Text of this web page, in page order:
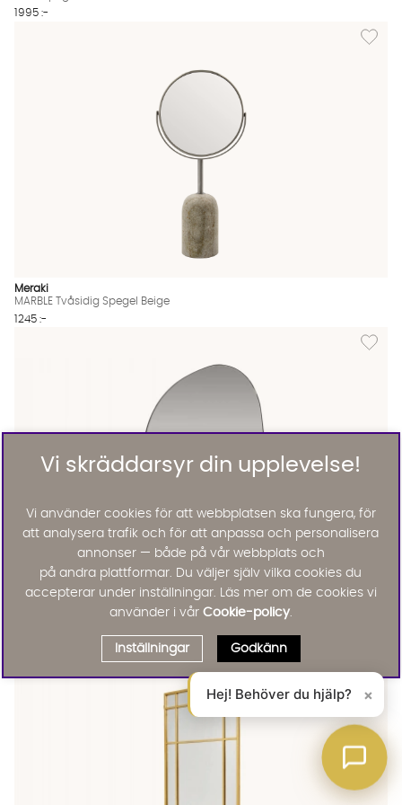
1995 :-
Lägg
Meraki
MARBLE Tvåsidig Spegel Beige
1245 :-
Lägg
Brian
BRIAN Spegel 65x40 Silver
Vi skräddarsyr din upplevelse!
Vi använder cookies för att webbplatsen ska fungera, för
att analysera trafik och för att anpassa och personalisera
annonser — både på vår webbplats och
på andra plattformar. Du väljer själv vilka cookies du
accepterar under inställningar. Läs mer om de cookies vi
använder i vår Cookie-policy.
Inställningar Godkänn
Hej! Behöver du hjälp? ×